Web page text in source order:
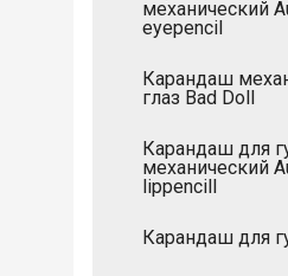
механический
eyepencil
Карандаш
глаз Bad Doll
Карандаш для
механический
lippencill
Карандаш для